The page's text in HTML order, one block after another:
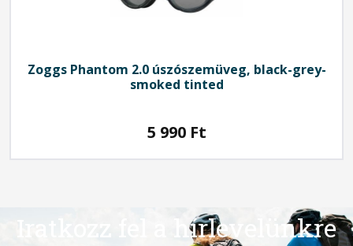
Zoggs Phantom 2.0 úszószemüveg, black-grey-
smoked tinted
5 990 Ft
Iratkozz fel a hírlevelünkre